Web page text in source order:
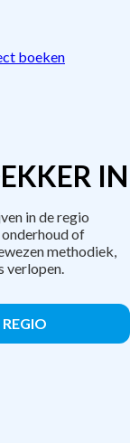
boeken
IN
in de regio
of
methodiek,
verlopen.